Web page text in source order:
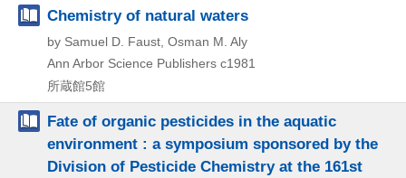
Chemistry of natural waters
by Samuel D. Faust, Osman M. Aly
Ann Arbor Science Publishers c1981
所蔵館5館
Fate of organic pesticides in the aquatic
environment : a symposium sponsored by the
Division of Pesticide Chemistry at the 161st